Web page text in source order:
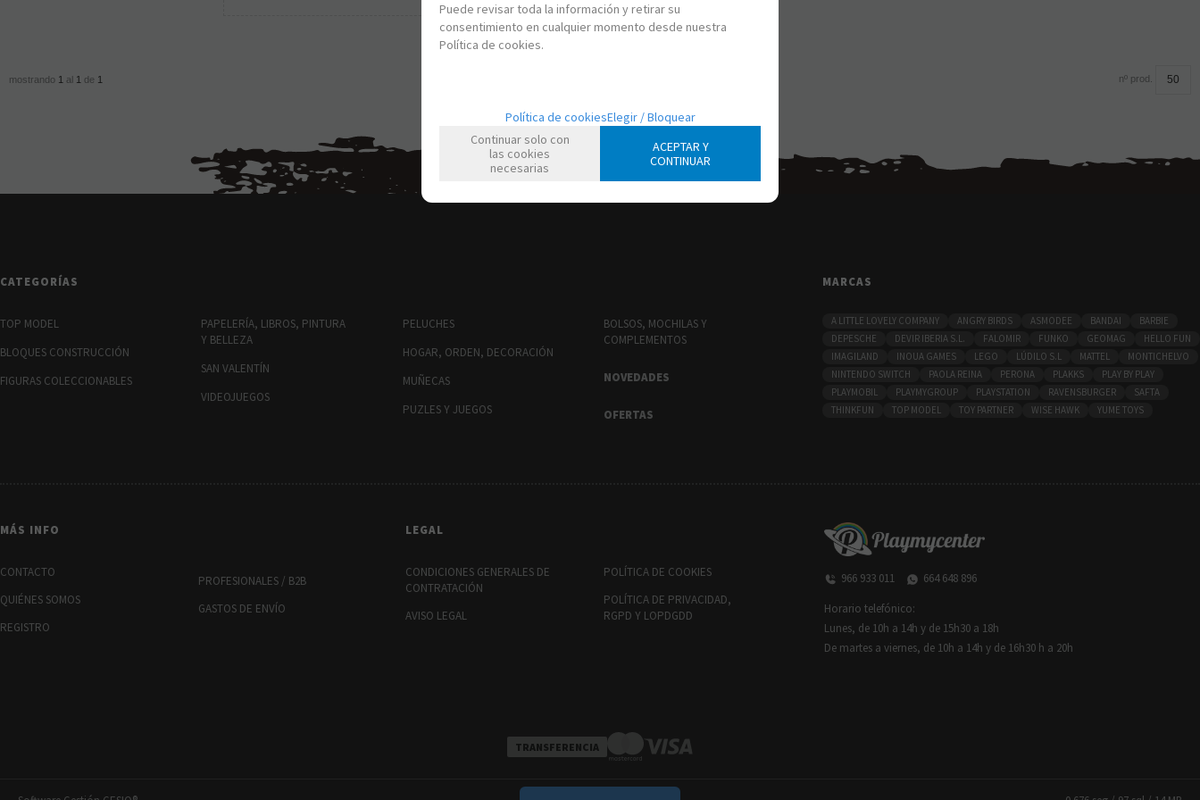
mostrando 1 al 1 de 1 nº prod.
CATEGORÍAS
TOP MODEL
BLOQUES CONSTRUCCIÓN
FIGURAS COLECCIONABLES
PAPELERÍA, LIBROS, PINTURA
Y BELLEZA
SAN VALENTÍN
VIDEOJUEGOS
PELUCHES
HOGAR, ORDEN, DECORACIÓN
MUÑECAS
PUZLES Y JUEGOS
BOLSOS, MOCHILAS Y
COMPLEMENTOS
NOVEDADES
OFERTAS
MARCAS
A LITTLE LOVELY COMPANY ANGRY BIRDS ASMODEE BANDAI
BARBIE
DEPESCHE
DEVIR IBERIA S.L. FALOMIR FUNKO GEOMAG
HELLO FUN
IMAGILAND
INOUA GAMES LEGO LÚDILO S.L MATTEL
MONTICHELVO
NINTENDO SWITCH
PAOLA REINA PERONA PLAKKS
PLAY BY PLAY
PLAYMOBIL
PLAYMYGROUP PLAYSTATION RAVENSBURGER
SAFTA
THINKFUN
TOP MODEL TOY PARTNER WISE HAWK YUME TOYS
MÁS INFO
CONTACTO
QUIÉNES SOMOS
REGISTRO
PROFESIONALES / B2B
GASTOS DE ENVÍO
LEGAL
CONDICIONES GENERALES DE
CONTRATACIÓN
AVISO LEGAL
POLÍTICA DE COOKIES
POLÍTICA DE PRIVACIDAD,
RGPD Y LOPDGDD
966 933 011 664 648 896
Horario telefónico:
Lunes, de 10h a 14h y de 15h30 a 18h
De martes a viernes, de 10h a 14h y de 16h30 h a 20h
TRANSFERENCIA
Puede revisar toda la información y retirar su
consentimiento en cualquier momento desde nuestra
Política de cookies.
Política de cookiesElegir / Bloquear
Continuar solo con
las cookies
necesarias
ACEPTAR Y
CONTINUAR